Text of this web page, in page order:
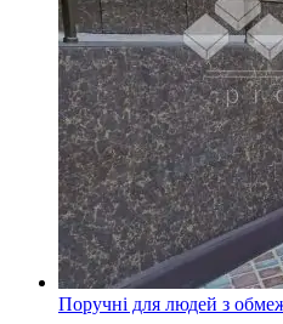
Поручні для людей з